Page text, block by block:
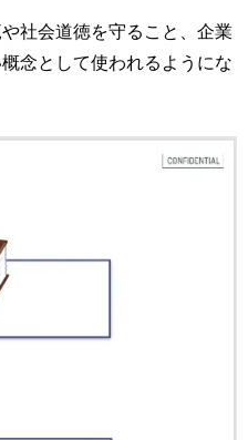
社会道徳を守ること、企業
念として使われるようにな